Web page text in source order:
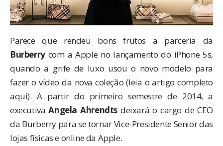
Parece que rendeu bons frutos a parceria da
Burberrycom a Apple no lançamento do iPhone 5s,
quando a grife de luxo usou o novo modelo para
fazer o vídeo da nova coleção (leia o artigo completo
aqui). A partir do primeiro semestre de 2014, a
executivaAngela Ahrendtsdeixará o cargo de CEO
da Burberry para se tornar Vice-Presidente Senior das
lojas físicas e online da Apple.